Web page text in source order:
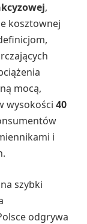
,
kosztownej
mocą,
wysokości 40
i
szybki
odgrywa